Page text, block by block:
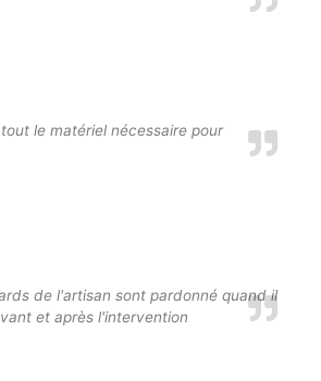
le matériel nécessaire pour
de l'artisan sont pardonné quand il
et après l'intervention